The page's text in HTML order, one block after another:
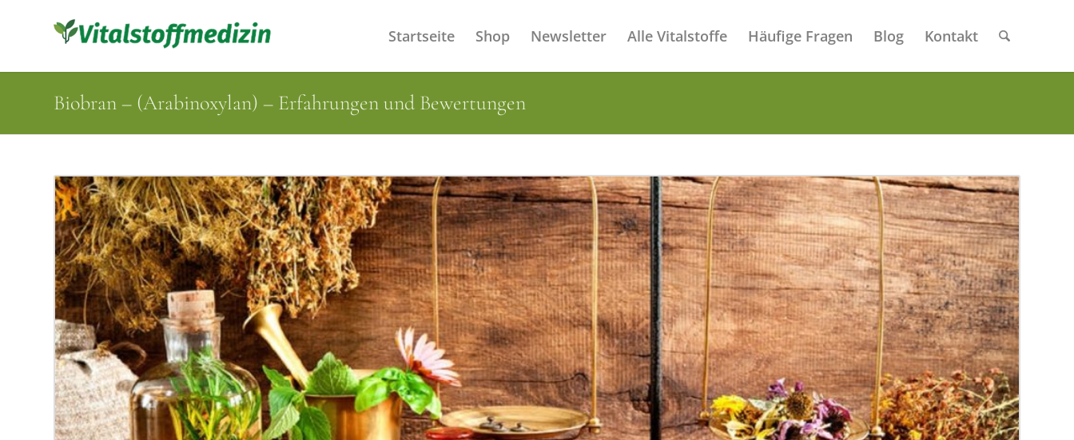
Startseite Shop Newsletter Alle Vitalstoffe Häufige Fragen Blog Kontakt
Biobran – (Arabinoxylan) – Erfahrungen und Bewertungen